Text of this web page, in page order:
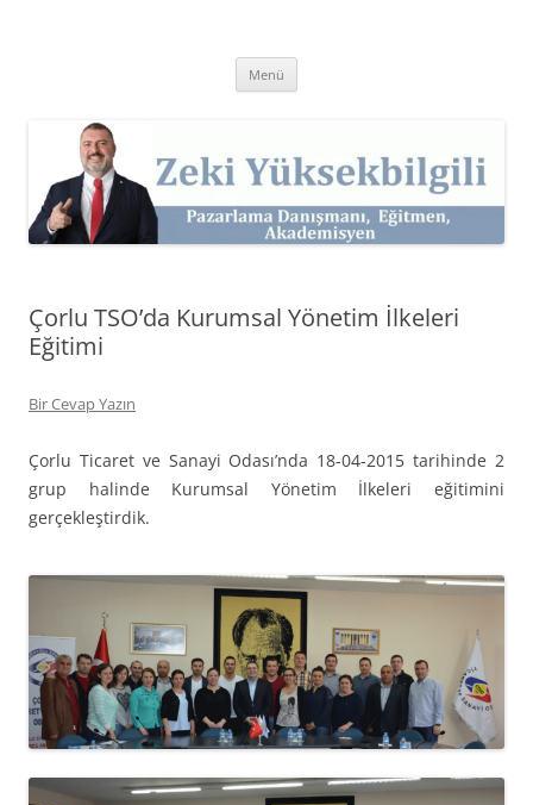
Kişisel Web Sitesi.
Menü
Çorlu TSO’da Kurumsal Yönetim İlkeleri
Eğitimi
Bir Cevap Yazın
Çorlu Ticaret ve Sanayi Odası’nda 18-04-2015 tarihinde 2
grup halinde Kurumsal Yönetim İlkeleri eğitimini
gerçekleştirdik.